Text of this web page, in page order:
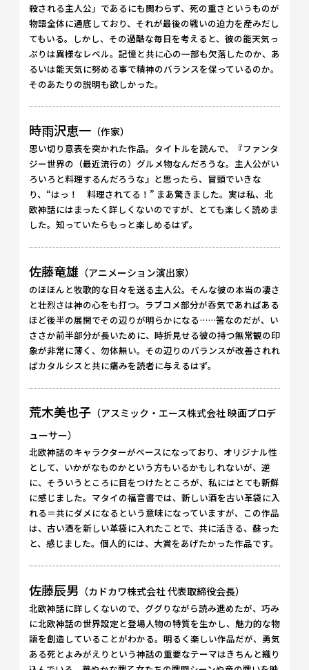
殺される主人公」であるにも関わらず、死の重さというものが
物語全体に通底しており、それが最後の戦いの迫力を産みだし
てもいる。しかし、その過酷な毎日を考えると、彼の能天気っ
ぷりは異様なレベル。記憶と共に心の一部も欠落したのか、あ
るいは能天気に努める事で精神のバランスを保っているのか。
そのあたりの説明も欲しかった。
時雨沢恵一 （作家）
思い切り意表を突かれた作品。タイトルを読んで、『ファンタ
ジー世界の（最近流行の）グルメ物なんだろうな。主人公がい
ろいろと料理するんだろうな』と思ったら、冒頭でいきな
り、“はっ！ 料理されてる！” まあ驚きました。実は私、北
欧神話にはまったく詳しくないのですが、とても楽しく読めま
した。知っていたらもっと楽しめるはず。
佐藤竜雄 （アニメーション演出家）
のほほんと牧歌的な日々を送る主人公。そんな彼の本当の凄さ
と壮烈さは神の心をも打つ。ラブコメ部分が呑気であればある
ほど後半の展開でその辺りが明らかになる……筈なのだが、い
ささか前半部分が長いために、時折見せる彼の持つ無常観の印
象が非常に薄く、勿体無い。その辺りのバランスが改善されれ
ばカタルシスと共に痛みを読者に与えるはず。
荒木美也子 （アスミック・エース株式会社 映画プロデ
ューサー）
北欧神話のキャラクターがベースになっており、オリジナル性
として、いかがなものかという方もいるかもしれないが、逆
に、そういうところに目をつけたところが、私にはとても新鮮
に感じました。マタイの福音書では、新しい酒を古い革袋に入
れる＝共にダメになるという意味になっていますが、この作品
は、古い酒を新しい革袋に入れたことで、共に活きる、蘇った
と、感じました。個人的には、大賞をあげたかった作品です。
佐藤辰男 （カドカワ株式会社 代表取締役会長）
北欧神話に詳しくないので、ググりながら読み進めたが、巧み
に北欧神話の世界設定と登場人物の特質を生かし、魅力的な物
語を創造していることがわかる。明るく楽しい作品だが、勇気
ある死とよみがえりという神話の重要なテーマはきちんと織り